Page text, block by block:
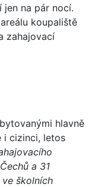
na pár nocí.
koupaliště
zahajovací
hlavně
i cizinci, letos
a 31
školních